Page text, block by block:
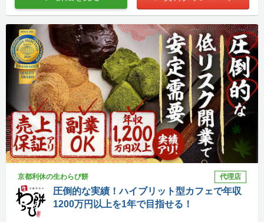
京都利休の生わらび餅 代理店
圧倒的な実績！ハイブリット型カフェで年収
1200万円以上を1年で目指せる！